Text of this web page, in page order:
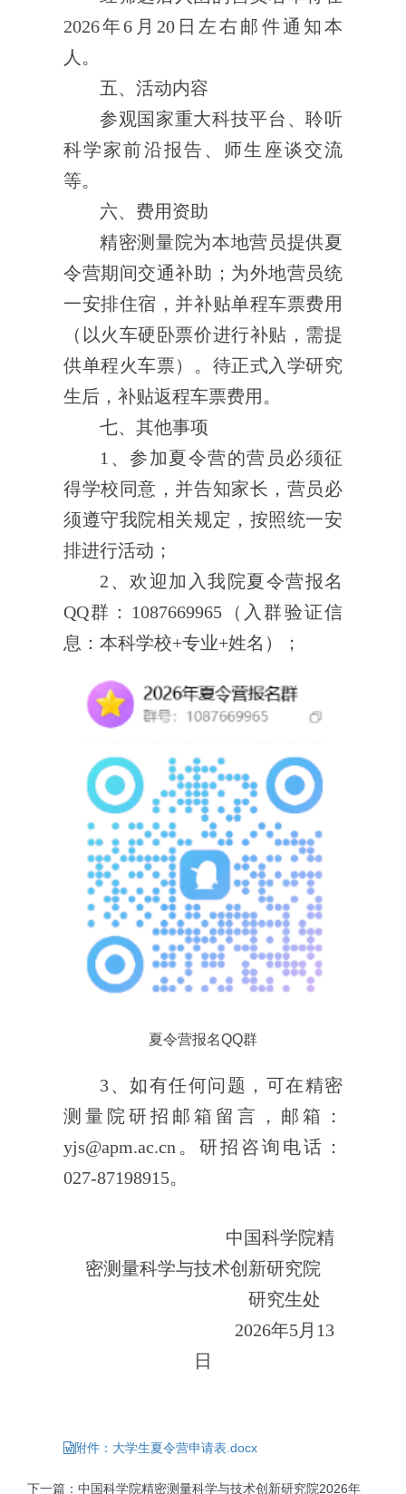
2026年 6 月 20日左右邮件通知本
人。
五、活动内容
参观国家重大科技平台 、聆听
科学家前沿报告、师生座谈交流
等。
六、费用资助
精密测量院为本地营员提供夏
令营期间交通补助；为外地营员统
一安排住宿，并补贴单程车票费用
（以火车硬卧票价进行补贴，需提
供单程火车票）。待正式入学研究
生后，补贴返程车票费用。
七、 其他事项
1 、参加夏令营的营员必须征
得学校同意，并告知家长，营 员必
须遵守我院相关规定，按照统一安
排进行活动；
2 、欢迎加入我 院夏令营报名
QQ群： 1087669965（入群验证信
息：本科学校+专业+姓名） ；
夏令营报名QQ群
3、如有任何问题，可在精密
测量院研招邮箱留言，邮箱：
yjs@apm.ac.cn 。研招咨询电话：
027-87198915。
中国科学院精
密测量科学与技术创新研究院
研究生处
2026年5月 13
日
附件：大学生夏令营申请表.docx
下一篇：中国科学院精密测量科学与技术创新研究院2026年